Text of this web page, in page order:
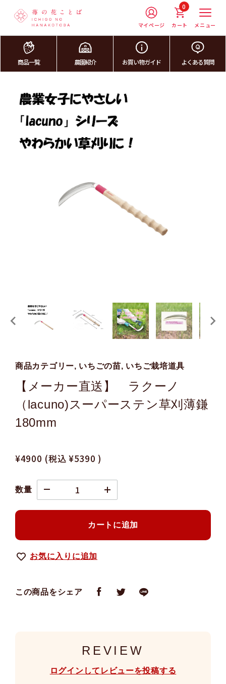
マイページ カート
0
メニュー
商品一覧 農園紹介 お買い物ガイド よくある質問
商品カテゴリー, いちごの苗, いちご栽培道具
【メーカー直送】 ラクーノ
（lacuno)スーパーステン草刈薄鎌
180mm
¥4900 (税込¥5390 )
数量
カートに追加
お気に入りに追加
この商品をシェア
REVIEW
ログインしてレビューを投稿する